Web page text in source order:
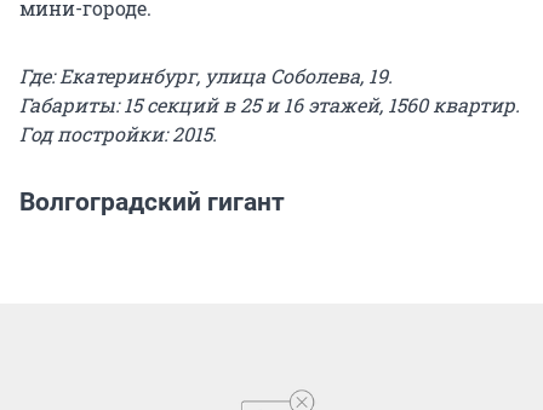
мини-городе.
Где: Екатеринбург, улица Соболева, 19.
Габариты: 15 секций в 25 и 16 этажей, 1560 квартир.
Год постройки: 2015.
Волгоградский гигант